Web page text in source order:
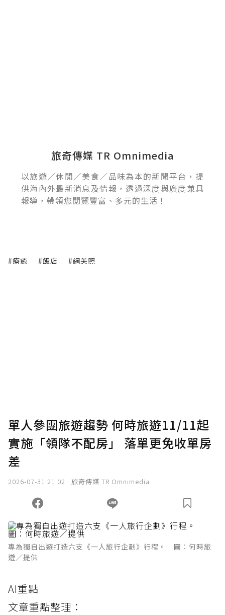
旅奇傳媒 TR Omnimedia
以旅遊／休閒／美食／品味為本的新聞平台，提
供海內外最新消息及情報，透過深度與廣度兼具
報導，帶領您閱覽豐富、多元的生活！
#療癒 #飯店 #網美照
單人參團旅遊趨勢 何時旅遊11/11起
實施「領隊不配房」 落單更免收單房
差
2026-07-31 21:02 旅奇傳媒 TR Omnimedia
專為獨自出遊打造六支《一人旅行企劃》行程。 圖：何時旅
遊／提供
AI重點
文章重點整理：